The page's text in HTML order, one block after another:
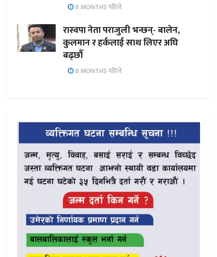
8 MONTHS पहिले
रास्वपा नेता पराजुली भन्छन्- बालेन,
कुलमान र हर्कलाई साथ लिएर अघि
बढ्छौँ
8 MONTHS पहिले